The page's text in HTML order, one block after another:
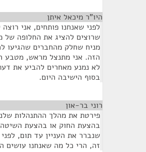
היו"ר מיכאל איתן
לפני שאנחנו פותחים, אני
שרוצים להציג את החלופה של
מניח שחלק מהחברים שהגיעו
הזה. אני מתנצל מראש, מטבע
לא נמנע מאחרים להביע את
בסוף הישיבה היום.
רוני בר-און
פירטת את מהלך ההתנהלות
בהצעת החוק או בהצעת השיטה
שנברר את העניין עד תום,
זה, הרי כל מה שאנחנו